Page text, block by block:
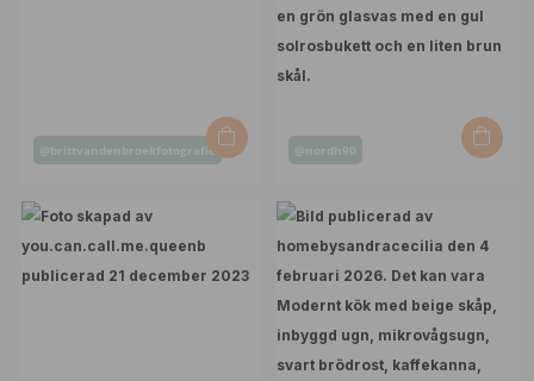
Inlägg
av
@brittvandenbroekfotografie
Inlägg
av
@nordh90